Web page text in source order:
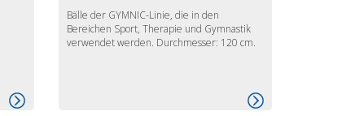
Bälle der GYMNIC-Linie, die in den
Bereichen Sport, Therapie und Gymnastik
verwendet werden. Durchmesser: 120 cm.